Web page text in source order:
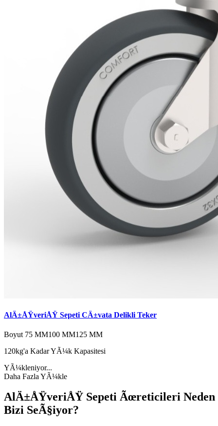
AlÄ±ÅŸveriÅŸ Sepeti CÄ±vata Delikli Teker
Boyut 75 MM100 MM125 MM
120kg'a Kadar YÃ¼k Kapasitesi
YÃ¼kleniyor...
Daha Fazla YÃ¼kle
AlÄ±ÅŸveriÅŸ Sepeti Ãœreticileri Neden
Bizi SeÃ§iyor?